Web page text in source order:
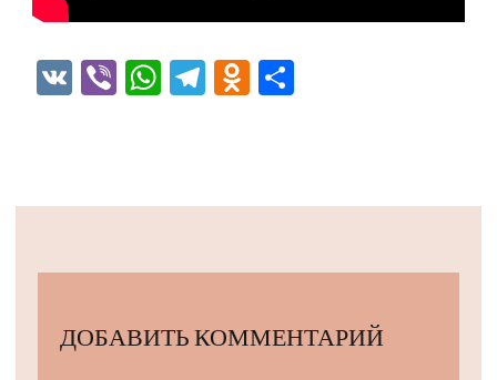
VK ViberWhatsApp
Telegram
Odnoklassniki
ДОБАВИТЬ КОММЕНТАРИЙ